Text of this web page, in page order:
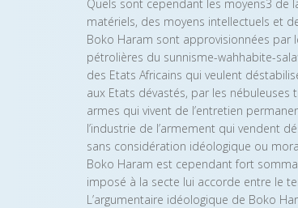
Quels sont cependant les moyens3 de
matériels, des moyens intellectuels et
Boko Haram sont approvisionnées par
pétrolières du sunnisme-wahhabite-
des Etats Africains qui veulent
aux Etats dévastés, par les
armes qui vivent de l’entretien
l’industrie de l’armement qui vendent
sans considération idéologique ou
Boko Haram est cependant fort
imposé à la secte lui accorde entre le
L’argumentaire idéologique de Boko